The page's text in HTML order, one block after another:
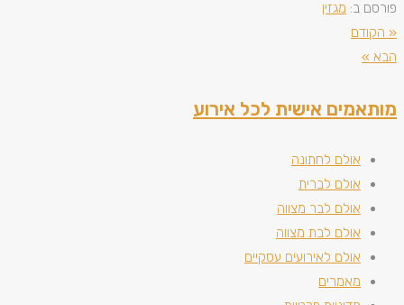
פורסם ב: מגזין
« הקודם
הבא »
מותאמים אישית לכל אירוע
אולם לחתונה
אולם לברית
אולם לבר מצווה
אולם לבת מצווה
אולם לאירועים עסקיים
מאמרים